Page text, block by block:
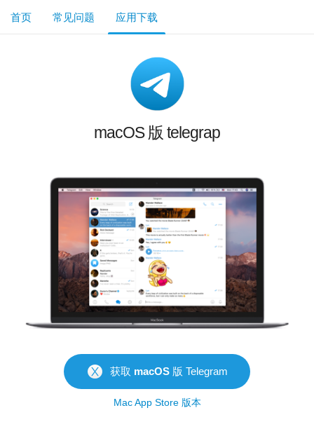
首页 常见问题 应用下载
macOS 版 telegrap
获取 macOS 版 Telegram
Mac App Store 版本